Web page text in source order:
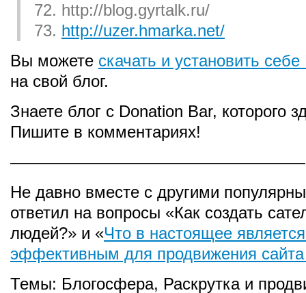
72. http://blog.gyrtalk.ru/
73. http://uzer.hmarka.net/
Вы можете скачать и установить
на свой блог.
Знаете блог с Donation Bar, которого
Пишите в комментариях!
Не давно вместе с другими
ответил на вопросы «Как создать
людей?» и «Что в настоящее
эффективным для продвижения
Темы: Блогосфера, Раскрутка и